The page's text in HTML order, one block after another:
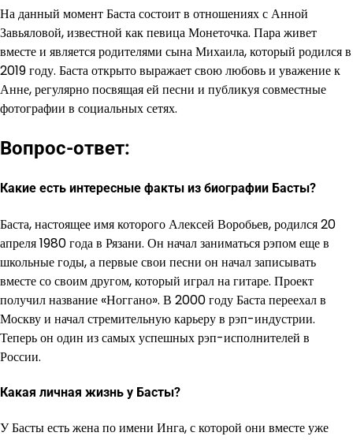
На данный момент Баста состоит в отношениях с Анной
Завьяловой, известной как певица Монеточка. Пара живет
вместе и является родителями сына Михаила, который родился в
2019 году. Баста открыто выражает свою любовь и уважение к
Анне, регулярно посвящая ей песни и публикуя совместные
фотографии в социальных сетях.
Вопрос-ответ:
Какие есть интересные факты из биографии Басты?
Баста, настоящее имя которого Алексей Воробьев, родился 20
апреля 1980 года в Рязани. Он начал заниматься рэпом еще в
школьные годы, а первые свои песни он начал записывать
вместе со своим другом, который играл на гитаре. Проект
получил название «Ноггано». В 2000 году Баста переехал в
Москву и начал стремительную карьеру в рэп-индустрии.
Теперь он один из самых успешных рэп-исполнителей в
России.
Какая личная жизнь у Басты?
У Басты есть жена по имени Инга, с которой они вместе уже